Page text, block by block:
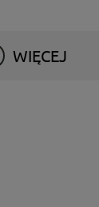
WIĘCEJ